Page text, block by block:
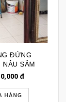
ĐỨNG
NÂU SẪM
TRỌNG
đ
HÀNG